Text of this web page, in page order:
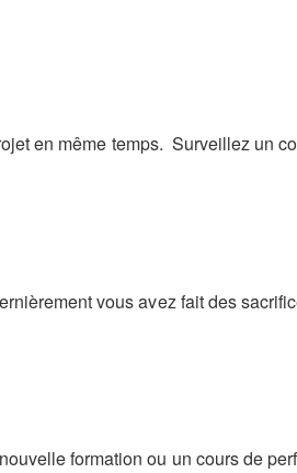
en même temps. Surveillez un
vous avez fait des
formation ou un cours de